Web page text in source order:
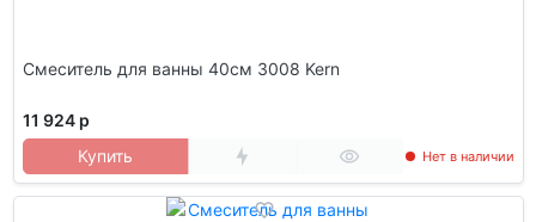
Смеситель для ванны 40см 3008 Kern
11 924 р
Купить
Нет в наличии